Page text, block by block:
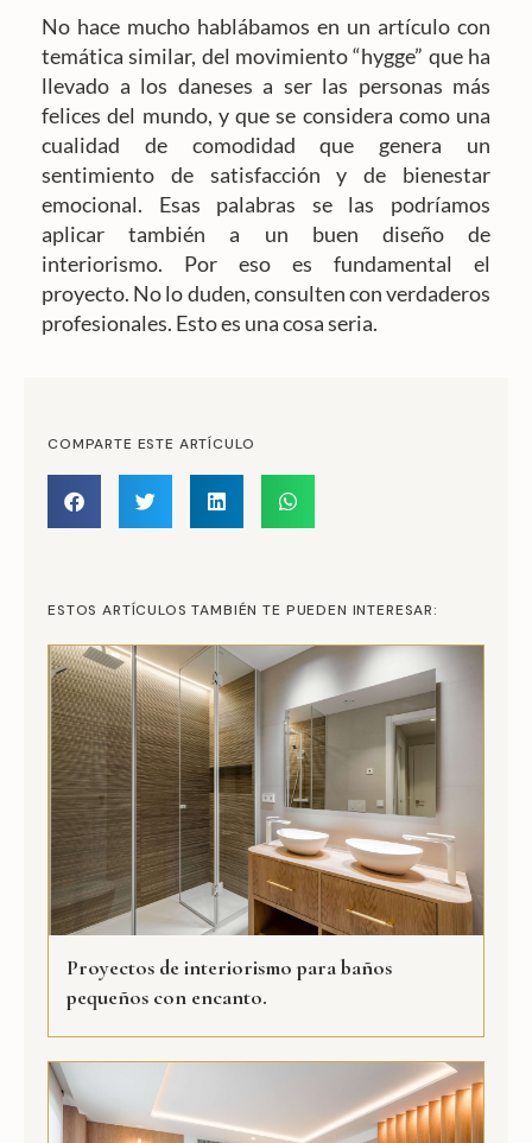
No hace mucho hablábamos en un artículo con
temática similar, del movimiento “hygge” que ha
llevado a los daneses a ser las personas más
felices del mundo, y que se considera como una
cualidad de comodidad que genera un
sentimiento de satisfacción y de bienestar
emocional. Esas palabras se las podríamos
aplicar también a un buen diseño de
interiorismo. Por eso es fundamental el
proyecto. No lo duden, consulten con verdaderos
profesionales. Esto es una cosa seria.
COMPARTE ESTE ARTÍCULO
ESTOS ARTÍCULOS TAMBIÉN TE PUEDEN INTERESAR:
Proyectos de interiorismo para baños
pequeños con encanto.